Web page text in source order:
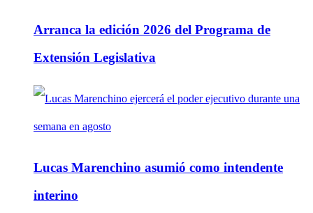
Arranca la edición 2026 del Programa de
Extensión Legislativa
Lucas Marenchino asumió como intendente
interino